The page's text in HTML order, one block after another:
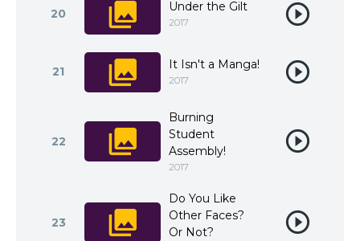
20 Under the Gilt
2017
21 It Isn't a Manga!
2017
22
Burning
Student
Assembly!
2017
23
Do You Like
Other Faces?
Or Not?